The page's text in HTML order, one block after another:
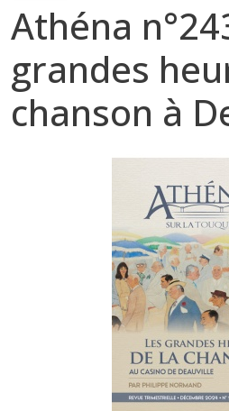
Athéna
grandes
chanson à